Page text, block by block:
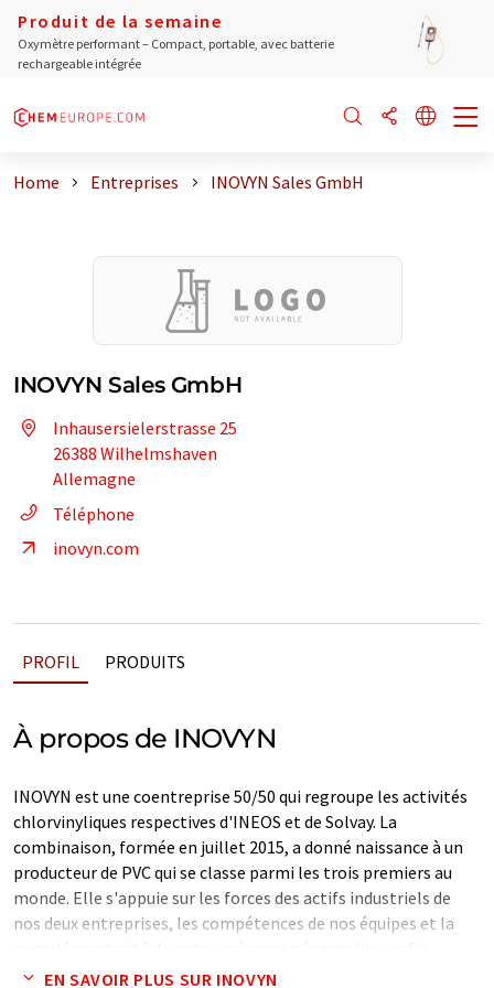
Produit de la semaine
Oxymètre performant – Compact, portable, avec batterie
rechargeable intégrée
Home Entreprises INOVYN Sales GmbH
INOVYN Sales GmbH
Inhausersielerstrasse 25
26388 Wilhelmshaven
Allemagne
Téléphone
inovyn.com
PROFIL PRODUITS
À propos de INOVYN
INOVYN est une coentreprise 50/50 qui regroupe les activités
chlorvinyliques respectives d'INEOS et de Solvay. La
combinaison, formée en juillet 2015, a donné naissance à un
producteur de PVC qui se classe parmi les trois premiers au
monde. Elle s'appuie sur les forces des actifs industriels de
nos deux entreprises, les compétences de nos équipes et la
d'améliorer la compétitivité.
EN SAVOIR PLUS SUR INOVYN